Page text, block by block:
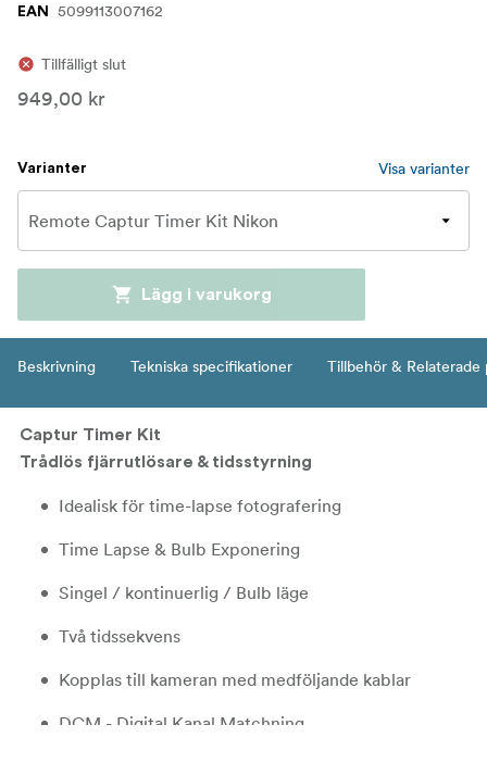
EAN 5099113007162
Tillfälligt slut
949,00 kr
Varianter Visa varianter
Lägg i varukorg
Beskrivning Tekniska specifikationer Tillbehör & Relaterade
Captur Timer Kit
Trådlös fjärrutlösare & tidsstyrning
Idealisk för time-lapse fotografering
Time Lapse & Bulb Exponering
Singel / kontinuerlig / Bulb läge
Två tidssekvens
Kopplas till kameran med medföljande kablar
DCM - Digital Kanal Matchning